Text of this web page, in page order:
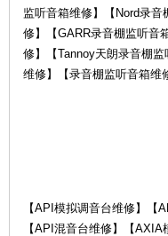
监听音箱维修】【Nord录
修】【GARR录音棚监听音
修】【Tannoy天朗录音棚
维修】【录音棚监听音箱维
【API模拟调音台维修】
【API混音台维修】【